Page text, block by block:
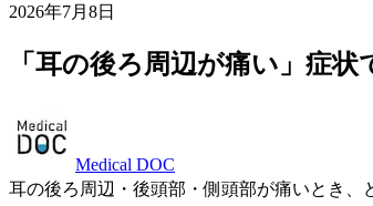
2026年7月8日
「耳の後ろ周辺が痛い」症
Medical DOC
耳の後ろ周辺・後頭部・側頭部が痛いとき